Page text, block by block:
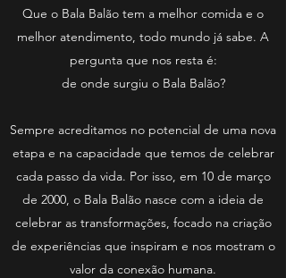
Que o Bala Balão tem a melhor comida e o
melhor atendimento, todo mundo já sabe. A
pergunta que nos resta é:
de onde surgiu o Bala Balão?
Sempre acreditamos no potencial de uma nova
etapa e na capacidade que temos de celebrar
cada passo da vida. Por isso, em 10 de março
de 2000, o Bala Balão nasce com a ideia de
celebrar as transformações, focado na criação
de experiências que inspiram e nos mostram o
valor da conexão humana.